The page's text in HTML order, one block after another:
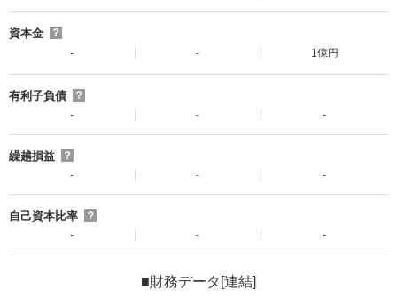
資本金
？
-
- 1億円
有利子負債
？
-
- -
繰越損益
？
-
- -
自己資本比率
？
-
- -
■財務データ[連結]